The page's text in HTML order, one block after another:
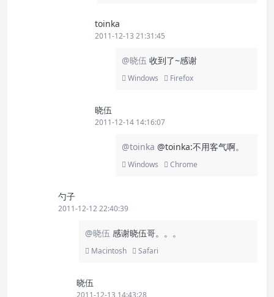
toinka
2011-12-13 21:31:45
@晓伍 收到了~感谢
Windows Firefox
晓伍
2011-12-14 14:16:07
@toinka @toinka:不用客气啊。
Windows Chrome
勺子
2011-12-12 22:40:39
@晓伍 感谢晓伍哥。。。
Macintosh Safari
晓伍